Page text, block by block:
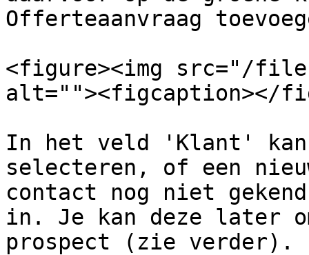
Offerteaanvraag
<figure><img src="/files/
alt=""><figcaption></
In het veld 'Klant' kan
selecteren, of een
contact nog niet
in. Je kan deze later
prospect (zie verder).